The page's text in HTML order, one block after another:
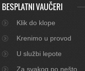
BESPLATNI VAUČERI
Klik do klope
Krenimo u provod
U službi lepote
Za svakog po nešto